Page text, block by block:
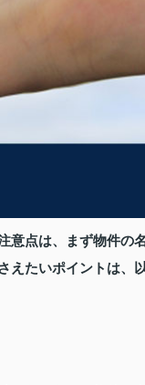
意点は、まず物件の
えたいポイントは、